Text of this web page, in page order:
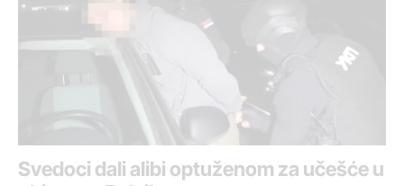
Svedoci dali alibi optuženom za učešće u